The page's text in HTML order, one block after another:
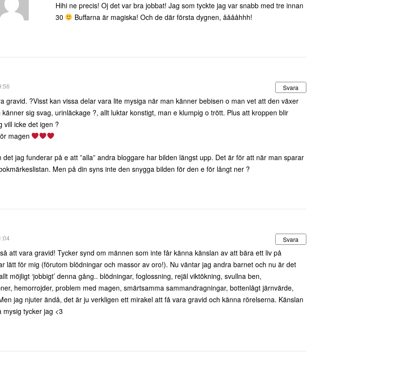
Hihi ne precis! Oj det var bra jobbat! Jag som tyckte jag var snabb med tre innan
30
Buffarna är magiska! Och de där första dygnen, ååååhhh!
Svara
gravid. ?Visst kan vissa delar vara lite mysiga när man känner bebisen o man vet att den växer
sig svag, urinläckage ?, allt luktar konstigt, man e klumpig o trött. Plus att kroppen blir
vill icke det igen ?
magen
jag funderar på e att ”alla” andra bloggare har bilden längst upp. Det är för att när man sparar
Men på din syns inte den snygga bilden för den e för långt ner ?
Svara
att vara gravid! Tycker synd om männen som inte får känna känslan av att bära ett liv på
lätt för mig (förutom blödningar och massor av oro!). Nu väntar jag andra barnet och nu är det
möjligt ‘jobbigt’ denna gång.. blödningar, foglossning, rejäl viktökning, svullna ben,
hemorrojder, problem med magen, smärtsamma sammandragningar, bottenlågt järnvärde,
jag njuter ändå, det är ju verkligen ett mirakel att få vara gravid och känna rörelserna. Känslan
tycker jag <3